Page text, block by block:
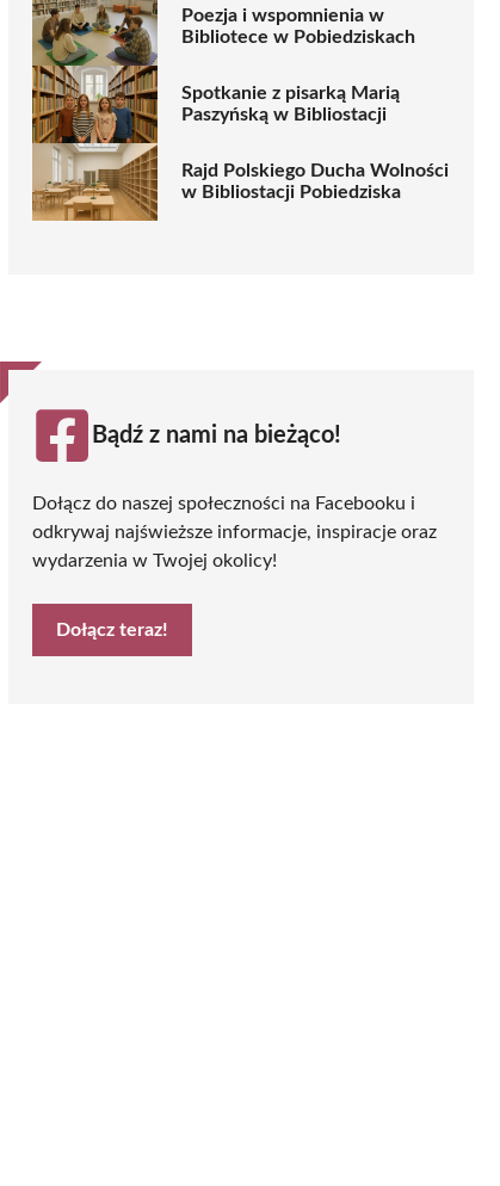
Poezja i wspomnienia w
Bibliotece w Pobiedziskach
Spotkanie z pisarką Marią
Paszyńską w Bibliostacji
Rajd Polskiego Ducha Wolności
w Bibliostacji Pobiedziska
Bądź z nami na bieżąco!
Dołącz do naszej społeczności na Facebooku i
odkrywaj najświeższe informacje, inspiracje oraz
wydarzenia w Twojej okolicy!
Dołącz teraz!